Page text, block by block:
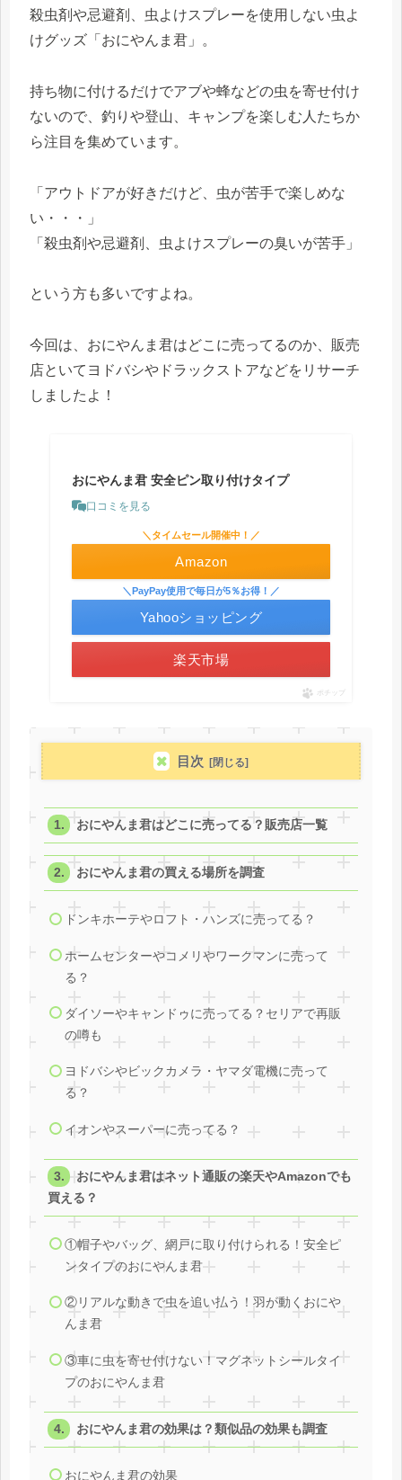
殺虫剤や忌避剤、虫よけスプレーを使用しない虫よ
けグッズ「おにやんま君」。
持ち物に付けるだけでアブや蜂などの虫を寄せ付け
ないので、釣りや登山、キャンプを楽しむ人たちか
ら注目を集めています。
「アウトドアが好きだけど、虫が苦手で楽しめな
い・・・」
「殺虫剤や忌避剤、虫よけスプレーの臭いが苦手」
という方も多いですよね。
今回は、おにやんま君はどこに売ってるのか、販売
店といてヨドバシやドラックストアなどをリサーチ
しましたよ！
おにやんま君 安全ピン取り付けタイプ
口コミを見る
＼タイムセール開催中！／
Amazon
楽天市場
＼PayPay使用で毎日が5％お得！／
Yahooショッピング
ポチップ
目次
おにやんま君はどこに売ってる？販売店一覧
おにやんま君の買える場所を調査
ドンキホーテやロフト・ハンズに売ってる？
ホームセンターやコメリやワークマンに売って
る？
ダイソーやキャンドゥに売ってる？セリアで再販
の噂も
ヨドバシやビックカメラ・ヤマダ電機に売って
る？
イオンやスーパーに売ってる？
おにやんま君はネット通販の楽天やAmazonでも
買える？
①帽子やバッグ、網戸に取り付けられる！安全ピ
ンタイプのおにやんま君
②リアルな動きで虫を追い払う！羽が動くおにや
んま君
③車に虫を寄せ付けない！マグネットシールタイ
プのおにやんま君
おにやんま君の効果は？類似品の効果も調査
おにやんま君の効果